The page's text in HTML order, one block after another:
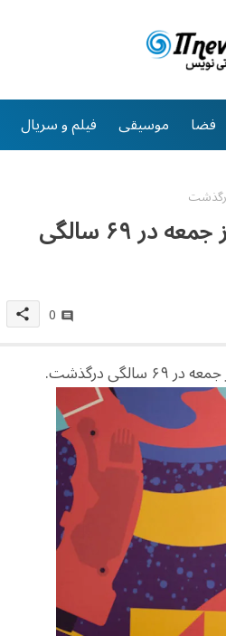
فضا موسیقی فیلم و سریال
هم‌بنیان‌گذار شرکت بازی‌سازی فرانسوی Ubisoft، روز جمعه در ۶۹ سالگی
0
share